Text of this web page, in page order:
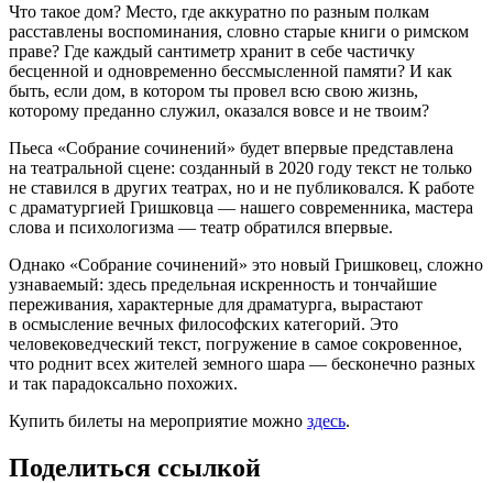
Что такое дом? Место, где аккуратно по разным полкам
расставлены воспоминания, словно старые книги о римском
праве? Где каждый сантиметр хранит в себе частичку
бесценной и одновременно бессмысленной памяти? И как
быть, если дом, в котором ты провел всю свою жизнь,
которому преданно служил, оказался вовсе и не твоим?
Пьеса «Собрание сочинений» будет впервые представлена
на театральной сцене: созданный в 2020 году текст не только
не ставился в других театрах, но и не публиковался. К работе
с драматургией Гришковца — нашего современника, мастера
слова и психологизма — театр обратился впервые.
Однако «Собрание сочинений» это новый Гришковец, сложно
узнаваемый: здесь предельная искренность и тончайшие
переживания, характерные для драматурга, вырастают
в осмысление вечных философских категорий. Это
человековедческий текст, погружение в самое сокровенное,
что роднит всех жителей земного шара — бесконечно разных
и так парадоксально похожих.
Купить билеты на мероприятие можно здесь.
Поделиться ссылкой